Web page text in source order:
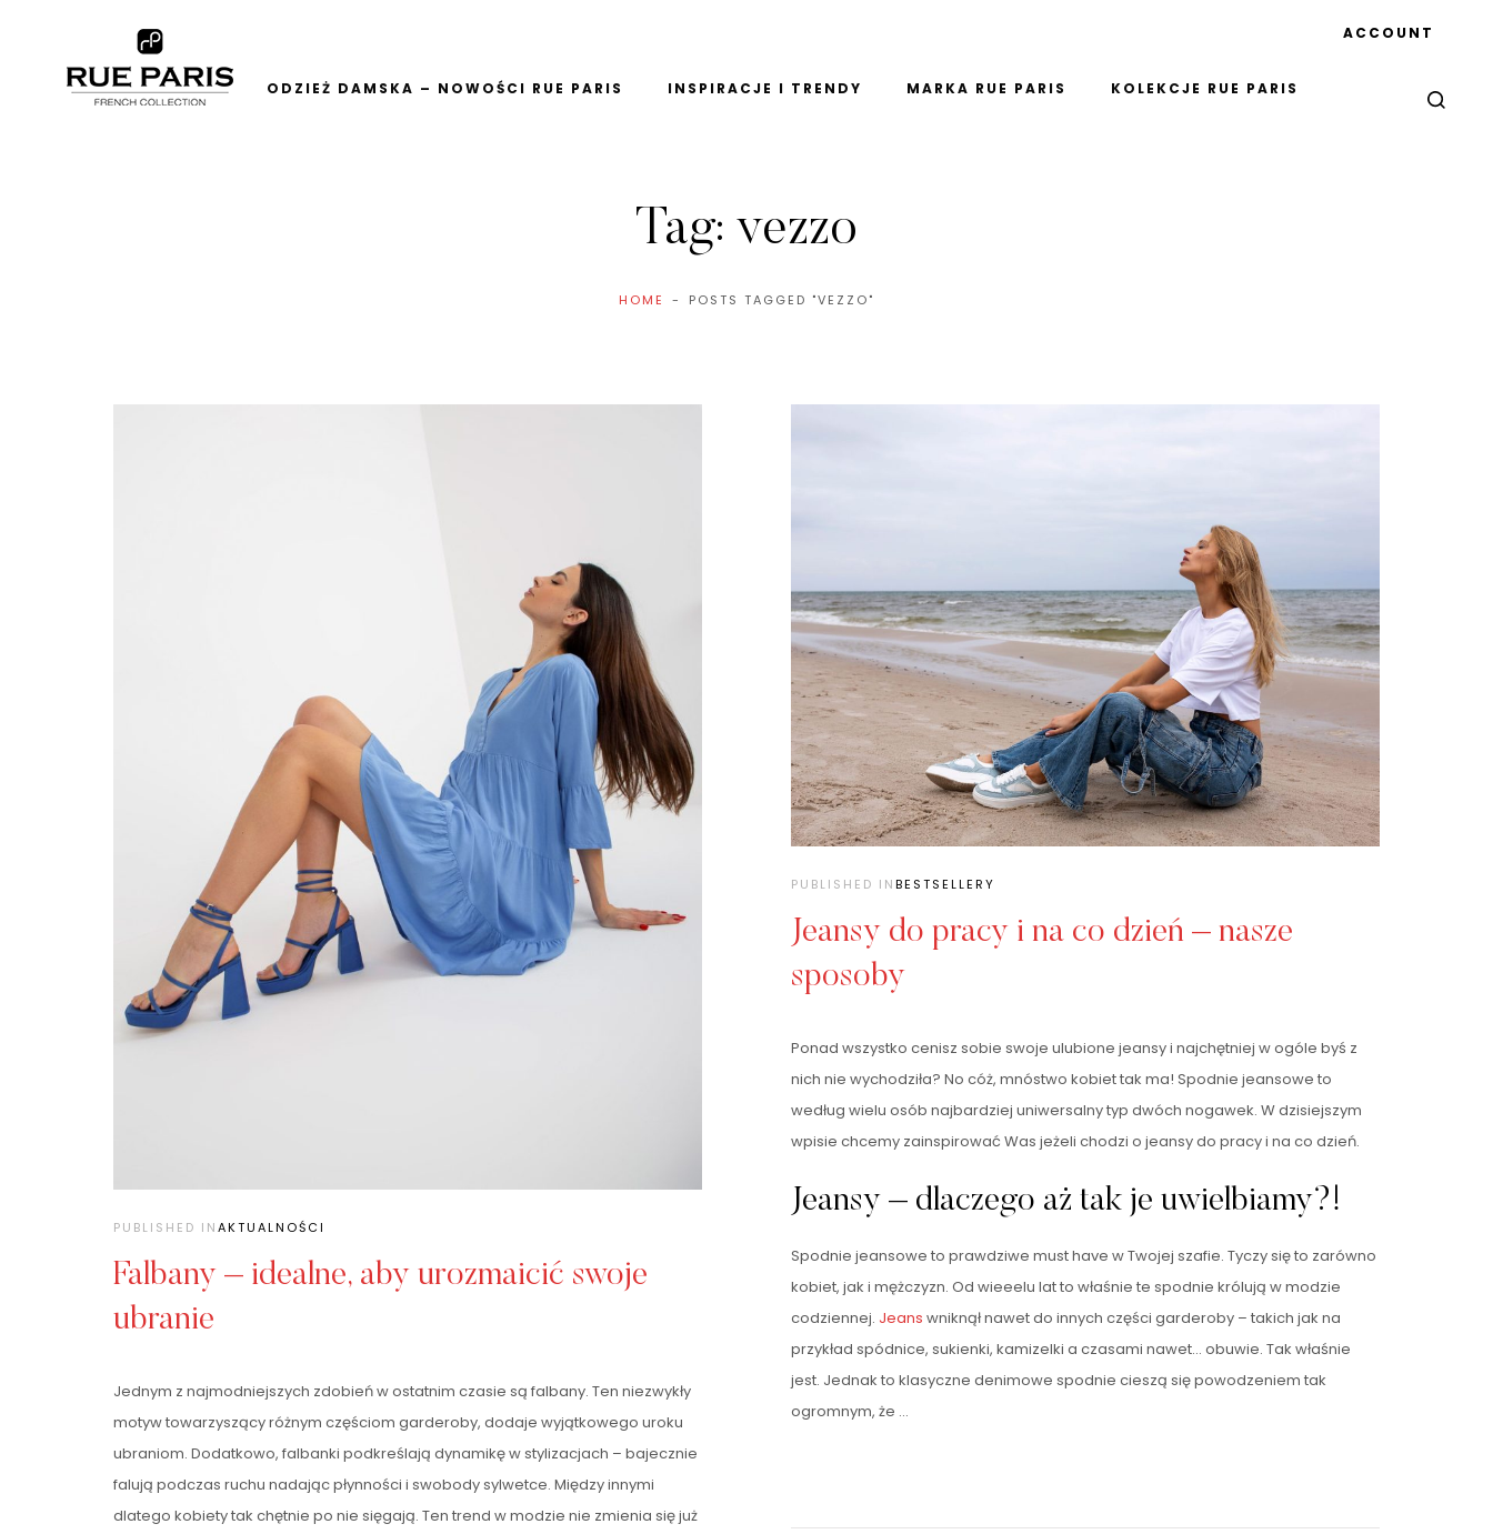
ODZIEŻ DAMSKA – NOWOŚCI RUE PARIS INSPIRACJE I TRENDY MARKA RUE PARIS KOLEKCJE RUE PARIS
ACCOUNT
Tag: vezzo
HOME POSTS TAGGED "VEZZO"
PUBLISHED INAKTUALNOŚCI
Falbany – idealne, aby urozmaicić swoje
ubranie
Jednym z najmodniejszych zdobień w ostatnim czasie są falbany. Ten niezwykły
motyw towarzyszący różnym częściom garderoby, dodaje wyjątkowego uroku
ubraniom. Dodatkowo, falbanki podkreślają dynamikę w stylizacjach – bajecznie
falują podczas ruchu nadając płynności i swobody sylwetce. Między innymi
dlatego kobiety tak chętnie po nie sięgają. Ten trend w modzie nie zmienia się już
PUBLISHED INBESTSELLERY
Jeansy do pracy i na co dzień – nasze
sposoby
Ponad wszystko cenisz sobie swoje ulubione jeansy i najchętniej w ogóle byś z
nich nie wychodziła? No cóż, mnóstwo kobiet tak ma! Spodnie jeansowe to
według wielu osób najbardziej uniwersalny typ dwóch nogawek. W dzisiejszym
wpisie chcemy zainspirować Was jeżeli chodzi o jeansy do pracy i na co dzień.
Jeansy – dlaczego aż tak je uwielbiamy?!
Spodnie jeansowe to prawdziwe must have w Twojej szafie. Tyczy się to zarówno
kobiet, jak i mężczyzn. Od wieeelu lat to właśnie te spodnie królują w modzie
codziennej. Jeans wniknął nawet do innych części garderoby – takich jak na
przykład spódnice, sukienki, kamizelki a czasami nawet… obuwie. Tak właśnie
jest. Jednak to klasyczne denimowe spodnie cieszą się powodzeniem tak
ogromnym, że …